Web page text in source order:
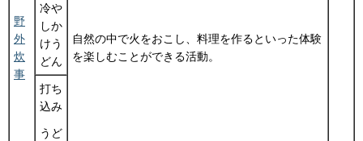
野
外
炊
事
自然の中で火をおこし、料理を作るといった体験
を楽しむことができる活動。
冷や
しか
けう
どん
打ち
込み
うど